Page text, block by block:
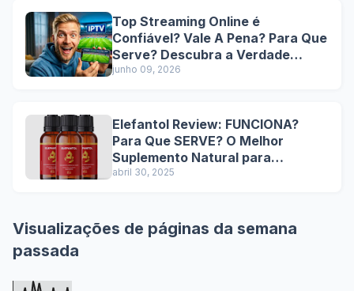
Top Streaming Online é
Confiável? Vale A Pena? Para Que
Serve? Descubra a Verdade
Sobre o IPTV P2P Sem Travar em
junho 09, 2026
Elefantol Review: FUNCIONA?
Para Que SERVE? O Melhor
Suplemento Natural para
Performance Sexual Masculina
abril 30, 2025
Visualizações de páginas da semana
passada